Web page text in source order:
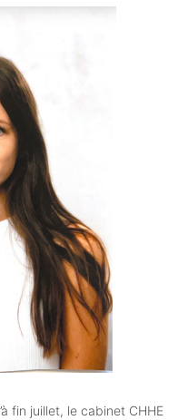
fin juillet, le cabinet CHHE